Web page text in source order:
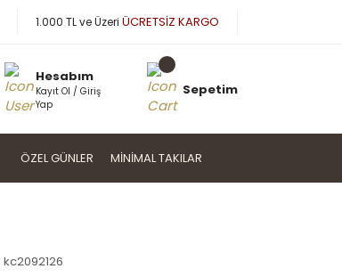
1.000 TL ve Üzeri ÜCRETSİZ KARGO
Hesabım
Kayıt Ol / Giriş
Yap
Sepetim
ÖZEL GÜNLER MINIMAL TAKILAR
kc2092126